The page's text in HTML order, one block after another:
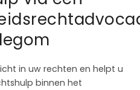
in uw rechten en helpt u
binnen het